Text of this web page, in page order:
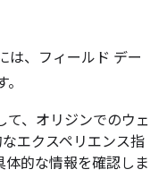
は、フィールド デー
て、オリジンでのウェ
エクスペリエンス指
体的な情報を確認しま